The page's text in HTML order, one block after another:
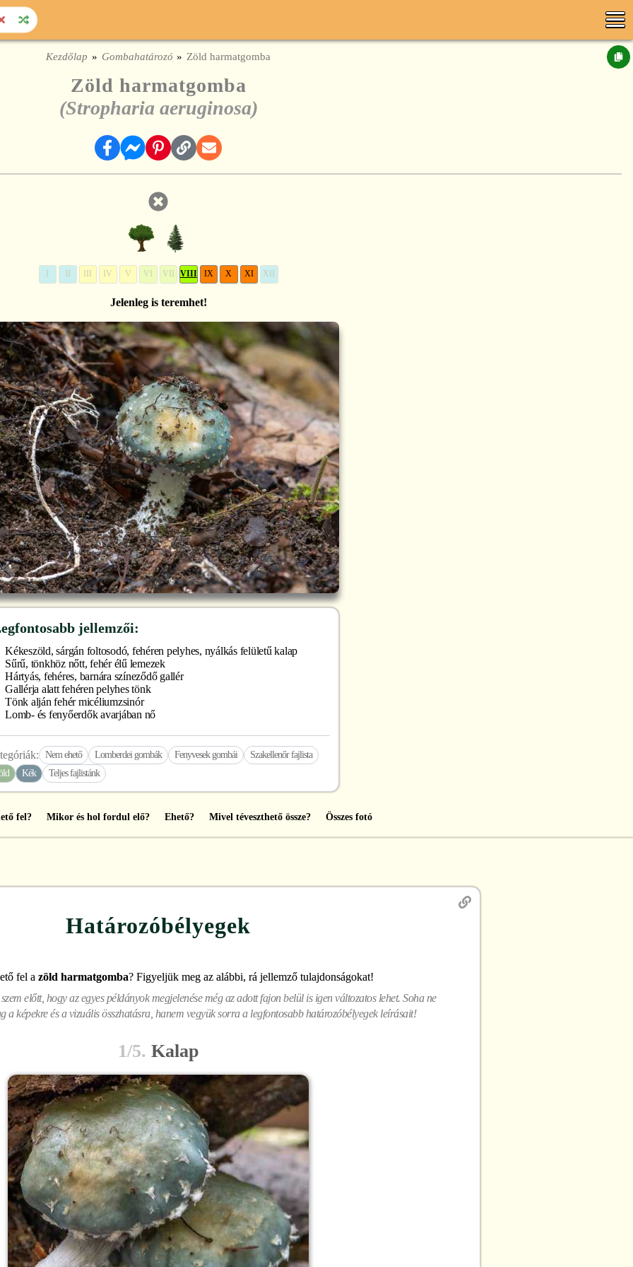
Kezdőlap Gombahatározó Zöld harmatgomba
Zöld harmatgomba
(Stropharia aeruginosa)
IV V VI VII VIII IX X XI XII
Jelenleg is teremhet!
jellemzői:
Kékeszöld, sárgán foltosodó, fehéren pelyhes, nyálkás felületű kalap
Sűrű, tönkhöz nőtt, fehér élű lemezek
Hártyás, fehéres, barnára színeződő gallér
Gallérja alatt fehéren pelyhes tönk
Tönk alján fehér micéliumzsinór
Lomb- és fenyőerdők avarjában nő
Nem ehető Lomberdei gombák Fenyvesek gombái
Szakellenőr fajlista
Kék Teljes fajlistánk
fel? Mikor és hol fordul elő? Ehető? Mivel téveszthető össze? Összes fotó
Határozóbélyegek
fel a zöld harmatgomba? Figyeljük meg az alábbi, rá jellemző tulajdonságokat!
előtt, hogy az egyes példányok megjelenése még az adott fajon belül is igen változatos lehet. Soha ne
a képekre és a vizuális összhatásra, hanem vegyük sorra a legfontosabb határozóbélyegek leírásait!
1/5. Kalap